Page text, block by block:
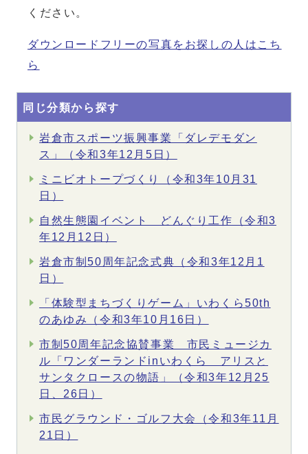
ください。
ダウンロードフリーの写真をお探しの人はこち
ら
同じ分類から探す
岩倉市スポーツ振興事業「ダレデモダン
ス」（令和3年12月5日）
ミニビオトープづくり（令和3年10月31
日）
自然生態園イベント どんぐり工作（令和3
年12月12日）
岩倉市制50周年記念式典（令和3年12月1
日）
「体験型まちづくりゲーム」いわくら50th
のあゆみ（令和3年10月16日）
市制50周年記念協賛事業 市民ミュージカ
ル「ワンダーランドinいわくら アリスと
サンタクロースの物語」（令和3年12月25
日、26日）
市民グラウンド・ゴルフ大会（令和3年11月
21日）